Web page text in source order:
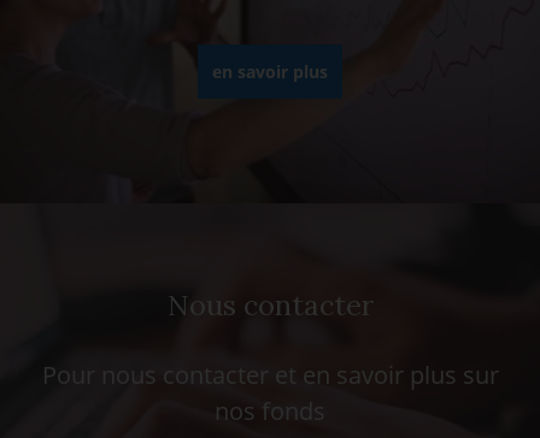
en savoir plus
Nous contacter
Pour nous contacter et en savoir plus sur
nos fonds